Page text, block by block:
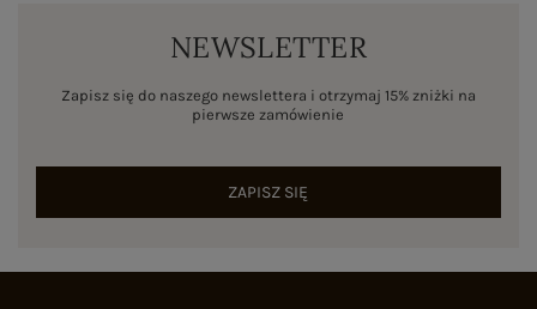
NEWSLETTER
Zapisz się do naszego newslettera i otrzymaj 15% zniżki na
pierwsze zamówienie
ZAPISZ SIĘ